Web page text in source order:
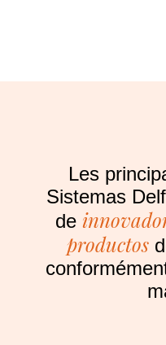
Les
Sistemas
de
productos